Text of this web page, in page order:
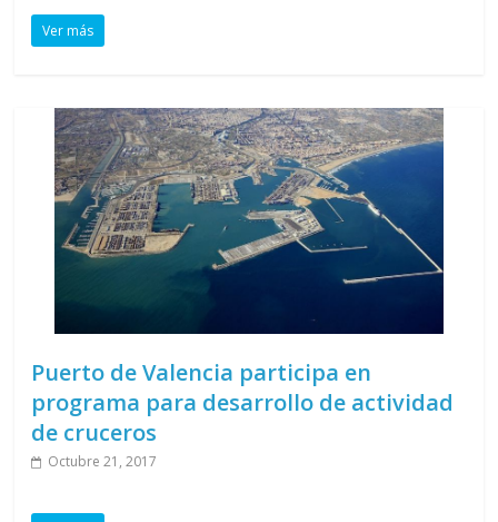
Ver más
Puerto de Valencia participa en
programa para desarrollo de actividad
de cruceros
Octubre 21, 2017